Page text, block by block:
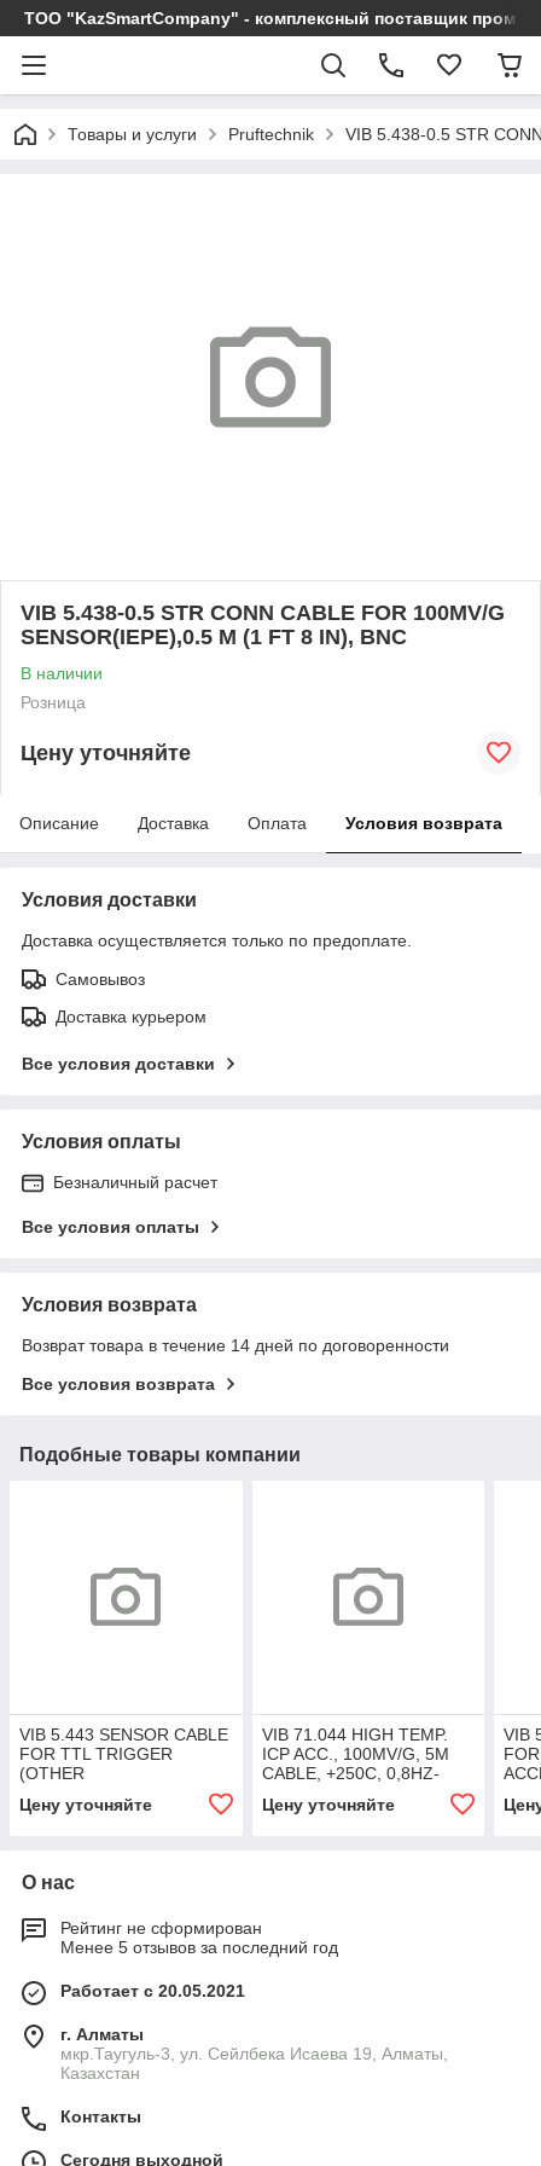
ТОО "KazSmartCompany" - комплексный поставщик
Товары и услуги Pruftechnik VIB 5.438-0.5 STR
VIB 5.438-0.5 STR CONN CABLE FOR 100MV/G
SENSOR(IEPE),0.5 M (1 FT 8 IN), BNC
В наличии
Розница
Цену уточняйте
Описание Доставка Оплата Условия возврата
Условия доставки
Доставка осуществляется только по предоплате.
Самовывоз
Доставка курьером
Все условия доставки
Условия оплаты
Безналичный расчет
Все условия оплаты
Условия возврата
Возврат товара в течение 14 дней по договоренности
Все условия возврата
Подобные товары компании
VIB 5.443 SENSOR CABLE
FOR TTL TRIGGER
(OTHER
MANUFACTURER),SPIRAL,1.6
M
Цену уточняйте
VIB 71.044 HIGH TEMP.
ICP ACC., 100MV/G, 5M
CABLE, +250C, 0,8HZ-
Цену уточняйте
VIB
О нас
Рейтинг не сформирован
Менее 5 отзывов за последний год
Работает с 20.05.2021
г. Алматы
мкр.Таугуль-3, ул. Сейлбека Исаева 19, Алматы,
Казахстан
Контакты
Сегодня выходной